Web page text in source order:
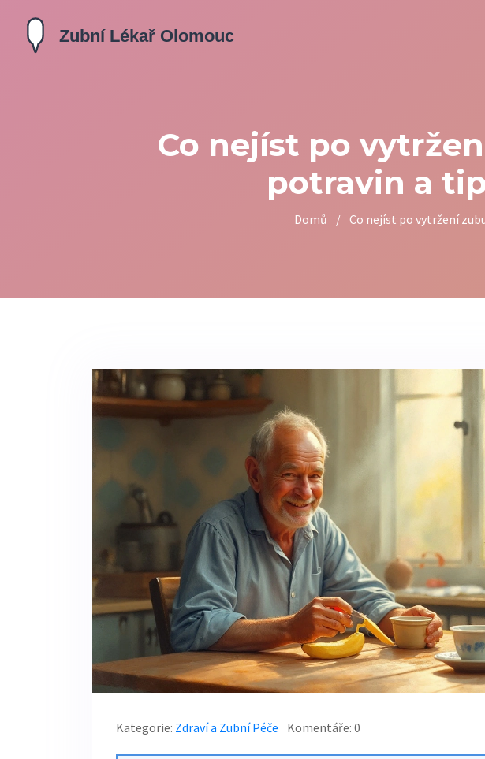
Co nejíst po
potravin a
Domů / Co nejíst po vytržení
Kategorie: Zdraví a Zubní Péče Komentáře: 0